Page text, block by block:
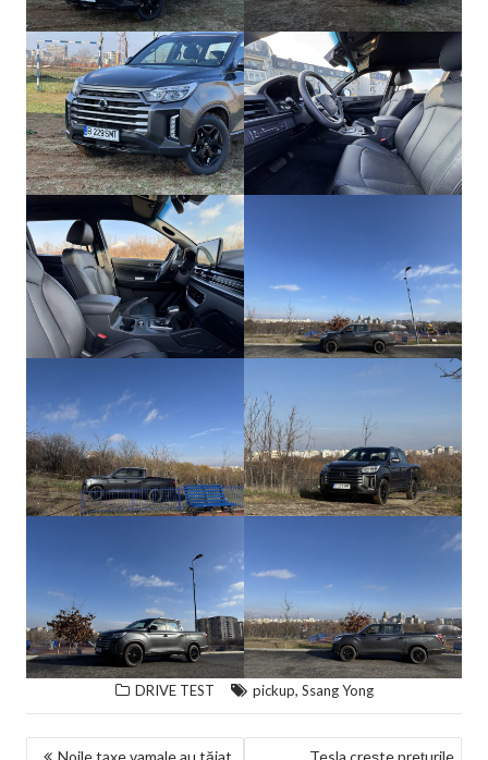
DRIVE TEST pickup, Ssang Yong